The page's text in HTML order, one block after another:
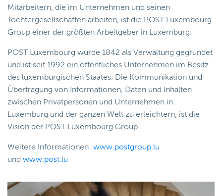
Mitarbeitern, die im Unternehmen und seinen
Tochtergesellschaften arbeiten, ist die POST Luxembourg
Group einer der größten Arbeitgeber in Luxemburg.
POST Luxembourg wurde 1842 als Verwaltung gegründet
und ist seit 1992 ein öffentliches Unternehmen im Besitz
des luxemburgischen Staates. Die Kommunikation und
Übertragung von Informationen, Daten und Inhalten
zwischen Privatpersonen und Unternehmen in
Luxemburg und der ganzen Welt zu erleichtern, ist die
Vision der POST Luxembourg Group.
Weitere Informationen: www.postgroup.lu
und www.post.lu